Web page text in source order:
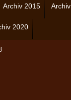
Archiv 2015
2020